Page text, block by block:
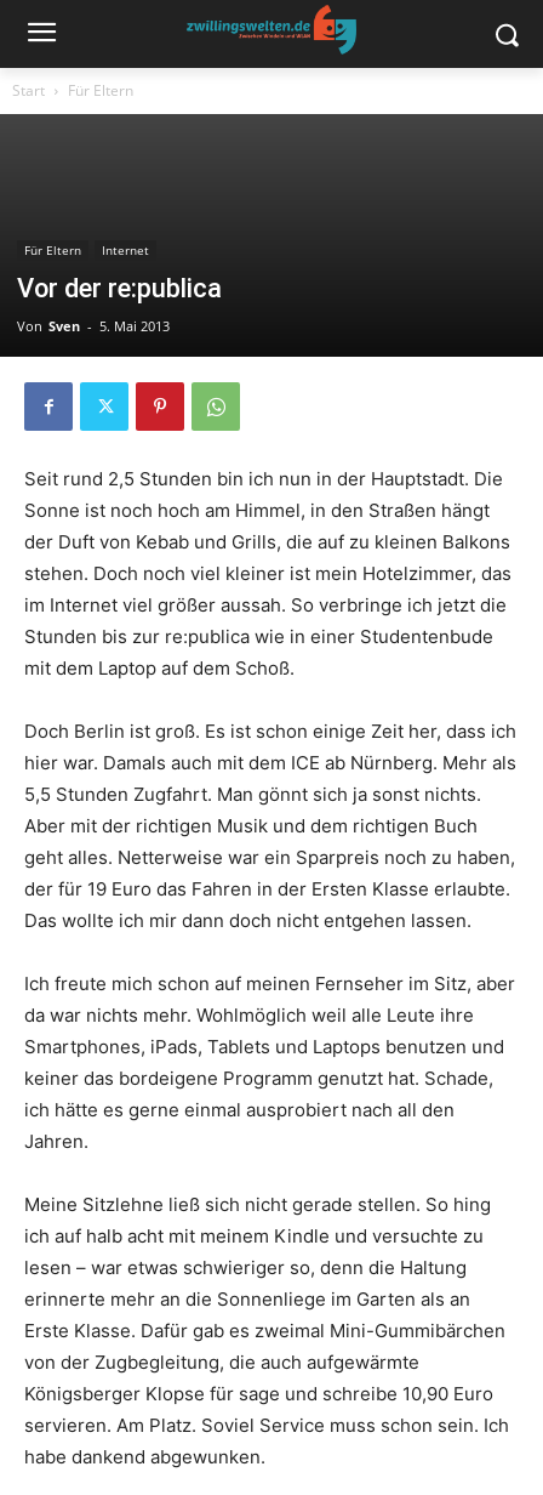
Start Für Eltern
Für Eltern Internet
Vor der re:publica
Von Sven - 5. Mai 2013
Seit rund 2,5 Stunden bin ich nun in der Hauptstadt. Die
Sonne ist noch hoch am Himmel, in den Straßen hängt
der Duft von Kebab und Grills, die auf zu kleinen Balkons
stehen. Doch noch viel kleiner ist mein Hotelzimmer, das
im Internet viel größer aussah. So verbringe ich jetzt die
Stunden bis zur re:publica wie in einer Studentenbude
mit dem Laptop auf dem Schoß.
Doch Berlin ist groß. Es ist schon einige Zeit her, dass ich
hier war. Damals auch mit dem ICE ab Nürnberg. Mehr als
5,5 Stunden Zugfahrt. Man gönnt sich ja sonst nichts.
Aber mit der richtigen Musik und dem richtigen Buch
geht alles. Netterweise war ein Sparpreis noch zu haben,
der für 19 Euro das Fahren in der Ersten Klasse erlaubte.
Das wollte ich mir dann doch nicht entgehen lassen.
Ich freute mich schon auf meinen Fernseher im Sitz, aber
da war nichts mehr. Wohlmöglich weil alle Leute ihre
Smartphones, iPads, Tablets und Laptops benutzen und
keiner das bordeigene Programm genutzt hat. Schade,
ich hätte es gerne einmal ausprobiert nach all den
Jahren.
Meine Sitzlehne ließ sich nicht gerade stellen. So hing
ich auf halb acht mit meinem Kindle und versuchte zu
lesen – war etwas schwieriger so, denn die Haltung
erinnerte mehr an die Sonnenliege im Garten als an
Erste Klasse. Dafür gab es zweimal Mini-Gummibärchen
von der Zugbegleitung, die auch aufgewärmte
Königsberger Klopse für sage und schreibe 10,90 Euro
servieren. Am Platz. Soviel Service muss schon sein. Ich
habe dankend abgewunken.